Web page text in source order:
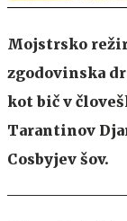
Mojstrsko
zgodovinska
kot bič v
Tarantinov
Cosbyjev šov.